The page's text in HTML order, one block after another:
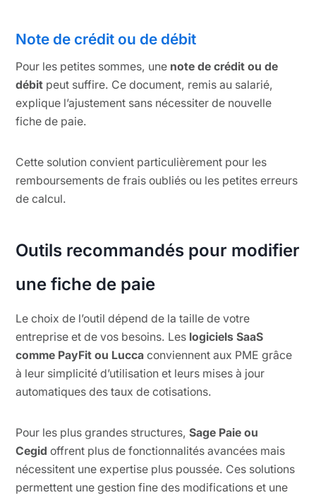
Note de crédit ou de débit
Pour les petites sommes, une note de crédit ou de
débit peut suffire. Ce document, remis au salarié,
explique l’ajustement sans nécessiter de nouvelle
fiche de paie.
Cette solution convient particulièrement pour les
remboursements de frais oubliés ou les petites erreurs
de calcul.
Outils recommandés pour modifier
une fiche de paie
Le choix de l’outil dépend de la taille de votre
entreprise et de vos besoins. Les logiciels SaaS
comme PayFit ou Lucca conviennent aux PME grâce
à leur simplicité d’utilisation et leurs mises à jour
automatiques des taux de cotisations.
Pour les plus grandes structures,Sage Paie ou
Cegid offrent plus de fonctionnalités avancées mais
nécessitent une expertise plus poussée. Ces solutions
permettent une gestion fine des modifications et une